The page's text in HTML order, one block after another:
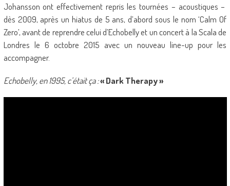
Johansson ont effectivement repris les tournées – acoustiques –
dès 2009, après un hiatus de 5 ans, d’abord sous le nom ‘Calm Of
Zero’, avant de reprendre celui d’Echobelly et un concert à la Scala de
Londres le 6 octobre 2015 avec un nouveau line-up pour les
accompagner.
Echobelly, en 1995, c’était ça :« Dark Therapy »